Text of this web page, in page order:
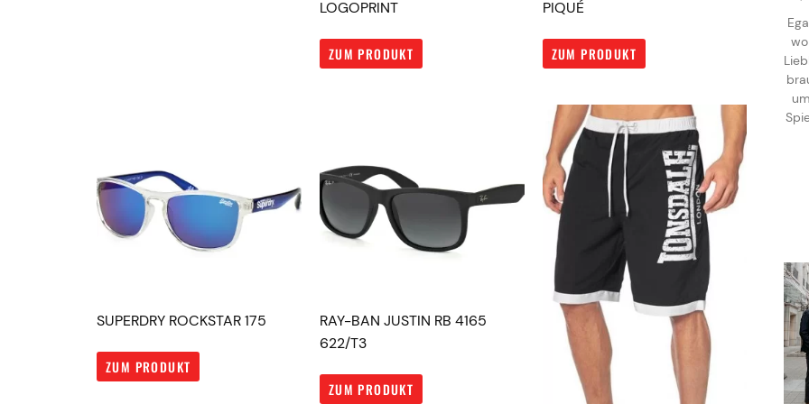
LOGOPRINT
ZUM PRODUKT
PIQUÉ
ZUM PRODUKT
SUPERDRY ROCKSTAR 175
ZUM PRODUKT
RAY-BAN JUSTIN RB 4165
622/T3
ZUM PRODUKT